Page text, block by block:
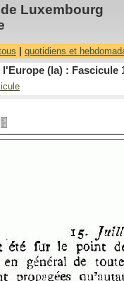
Luxembourg
quotidiens et
(la) : Fascicule